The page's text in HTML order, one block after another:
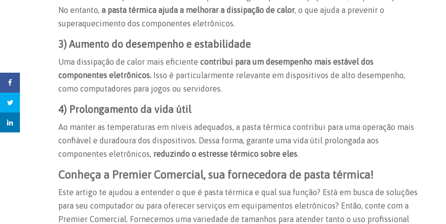
No entanto, a pasta térmica ajuda a melhorar a dissipação de calor, o que ajuda a prevenir o
superaquecimento dos componentes eletrônicos.
3) Aumento do desempenho e estabilidade
Uma dissipação de calor mais eficiente contribui para um desempenho mais estável dos
componentes eletrônicos. Isso é particularmente relevante em dispositivos de alto desempenho,
como computadores para jogos ou servidores.
4) Prolongamento da vida útil
Ao manter as temperaturas em níveis adequados, a pasta térmica contribui para uma operação mais
confiável e duradoura dos dispositivos. Dessa forma, garante uma vida útil prolongada aos
componentes eletrônicos, reduzindo o estresse térmico sobre eles
Conheça a Premier Comercial, sua fornecedora de pasta térmica!
Este artigo te ajudou a entender o que é pasta térmica e qual sua função? Está em busca de soluções
para seu computador ou para oferecer serviços em equipamentos eletrônicos? Então, conte com a
Premier Comercial. Fornecemos uma variedade de tamanhos para atender tanto o uso profissional